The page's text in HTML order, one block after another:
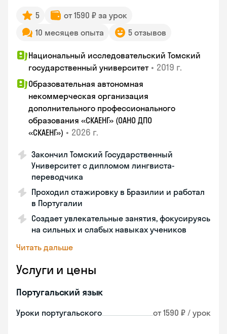
5
от 1590 ₽ за урок
10 месяцев опыта
5 отзывов
Национальный исследовательский Томский
государственный университет • 2019 г.
Образовательная автономная
некоммерческая организация
дополнительного профессионального
образования «СКАЕНГ» (ОАНО ДПО
«СКАЕНГ») • 2026 г.
Закончил Томский Государственный
Университет с дипломом лингвиста-
переводчика
Проходил стажировку в Бразилии и работал
в Португалии
Создает увлекательные занятия, фокусируясь
на сильных и слабых навыках учеников
Читать дальше
Услуги и цены
Португальский язык
Уроки португальского от 1590 ₽ / урок